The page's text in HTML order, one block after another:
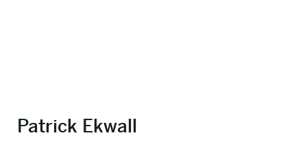
Patrick Ekwall